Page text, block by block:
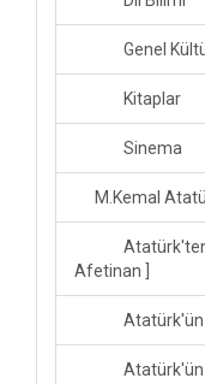
Genel
Kitaplar
Sinema
M.Kemal
Afetinan ]
Atatürk'ün
Atatürk'ün